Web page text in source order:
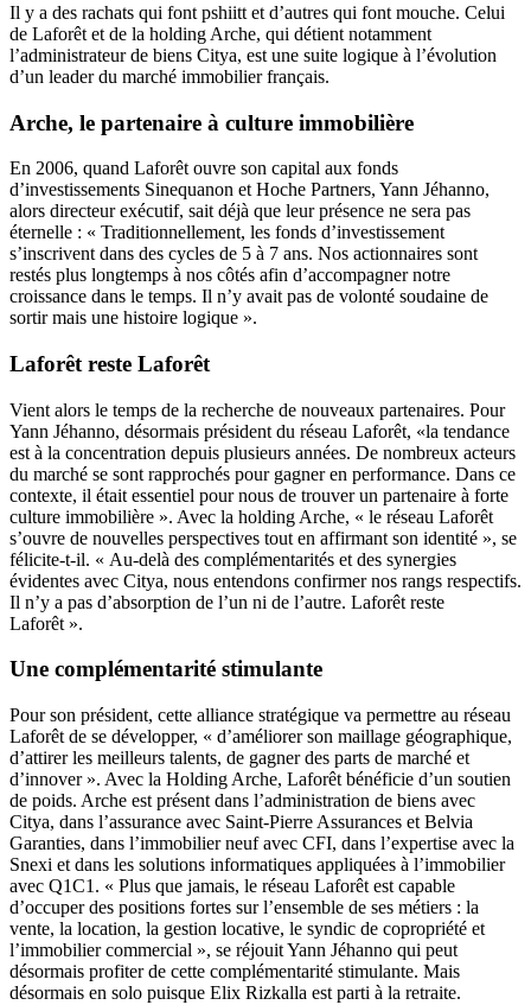
Il y a des rachats qui font pshiitt et d’autres qui font mouche. Celui
de Laforêt et de la holding Arche, qui détient notamment
l’administrateur de biens Citya, est une suite logique à l’évolution
d’un leader du marché immobilier français.
Arche, le partenaire à culture immobilière
En 2006, quand Laforêt ouvre son capital aux fonds
d’investissements Sinequanon et Hoche Partners, Yann Jéhanno,
alors directeur exécutif, sait déjà que leur présence ne sera pas
éternelle : « Traditionnellement, les fonds d’investissement
s’inscrivent dans des cycles de 5 à 7 ans. Nos actionnaires sont
restés plus longtemps à nos côtés afin d’accompagner notre
croissance dans le temps. Il n’y avait pas de volonté soudaine de
sortir mais une histoire logique ».
Laforêt reste Laforêt
Vient alors le temps de la recherche de nouveaux partenaires. Pour
Yann Jéhanno, désormais président du réseau Laforêt, «la tendance
est à la concentration depuis plusieurs années. De nombreux acteurs
du marché se sont rapprochés pour gagner en performance. Dans ce
contexte, il était essentiel pour nous de trouver un partenaire à forte
culture immobilière ». Avec la holding Arche, « le réseau Laforêt
s’ouvre de nouvelles perspectives tout en affirmant son identité », se
félicite-t-il. « Au-delà des complémentarités et des synergies
évidentes avec Citya, nous entendons confirmer nos rangs respectifs.
Il n’y a pas d’absorption de l’un ni de l’autre. Laforêt reste
Laforêt ».
Une complémentarité stimulante
Pour son président, cette alliance stratégique va permettre au réseau
Laforêt de se développer, « d’améliorer son maillage géographique,
d’attirer les meilleurs talents, de gagner des parts de marché et
d’innover ». Avec la Holding Arche, Laforêt bénéficie d’un soutien
de poids. Arche est présent dans l’administration de biens avec
Citya, dans l’assurance avec Saint-Pierre Assurances et Belvia
Garanties, dans l’immobilier neuf avec CFI, dans l’expertise avec la
Snexi et dans les solutions informatiques appliquées à l’immobilier
avec Q1C1. « Plus que jamais, le réseau Laforêt est capable
d’occuper des positions fortes sur l’ensemble de ses métiers : la
vente, la location, la gestion locative, le syndic de copropriété et
l’immobilier commercial », se réjouit Yann Jéhanno qui peut
désormais profiter de cette complémentarité stimulante. Mais
désormais en solo puisque Elix Rizkalla est parti à la retraite.